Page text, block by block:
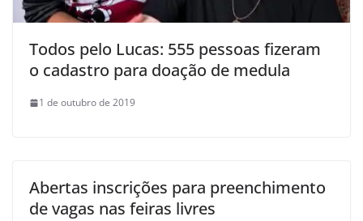
Todos pelo Lucas: 555 pessoas fizeram
o cadastro para doação de medula
1 de outubro de 2019
Abertas inscrições para preenchimento
de vagas nas feiras livres